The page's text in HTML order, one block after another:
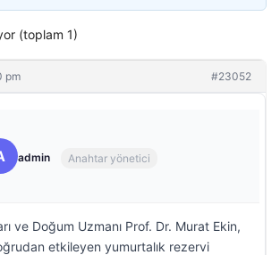
(toplam 1)
pm #23052
admin Anahtar yönetici
ve Doğum Uzmanı Prof. Dr. Murat Ekin,
etkileyen yumurtalık rezervi